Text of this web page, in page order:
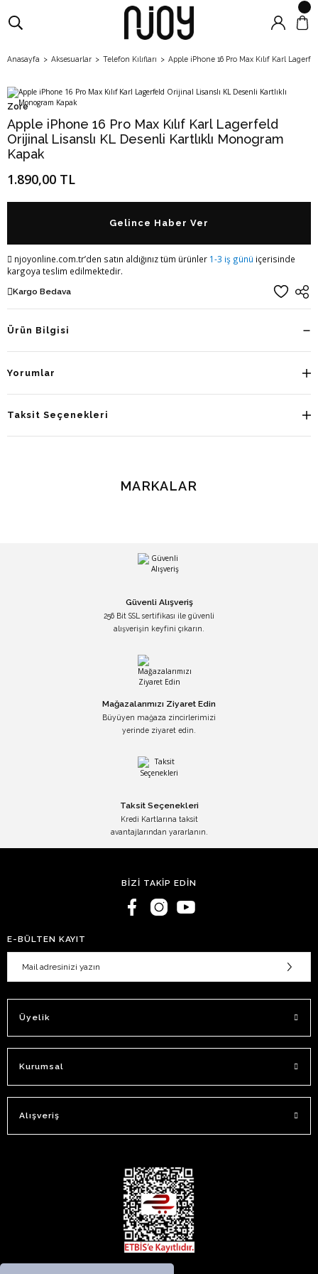
Anasayfa Aksesuarlar Telefon Kılıfları Apple iPhone 16 Pro Max Kılıf Karl
Zore
Apple iPhone 16 Pro Max Kılıf Karl Lagerfeld
Orijinal Lisanslı KL Desenli Kartlıklı Monogram
Kapak
1.890,00 TL
Gelince Haber Ver
njoyonline.com.tr’den satın aldığınız tüm ürünler 1-3 iş günü içerisinde
kargoya teslim edilmektedir.
Kargo Bedava
Ürün Bilgisi
Yorumlar
Taksit Seçenekleri
MARKALAR
Güvenli Alışveriş
256 Bit SSL sertifikası ile güvenli
alışverişin keyfini çıkarın.
Mağazalarımızı Ziyaret Edin
Büyüyen mağaza zincirlerimizi
yerinde ziyaret edin.
Taksit Seçenekleri
Kredi Kartlarına taksit
avantajlarından yararlanın.
BİZİ TAKİP EDİN
E-BÜLTEN KAYIT
Üyelik
Kurumsal
Alışveriş